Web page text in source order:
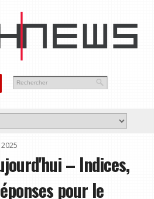
– Indices,
pour le